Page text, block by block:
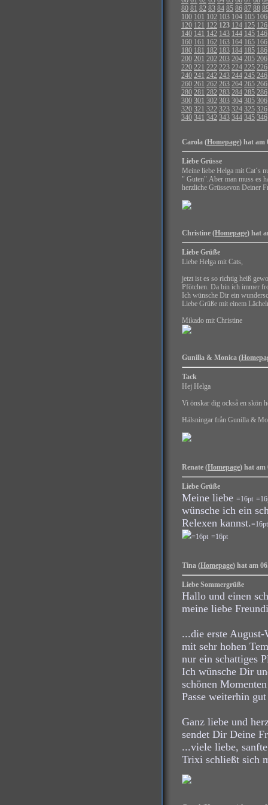
80 81 82 83 84 85 86 87 88
100 101 102 103 104 105 106
120 121 122 123 124 125 126
140 141 142 143 144 145 146
160 161 162 163 164 165 166
180 181 182 183 184 185 186
200 201 202 203 204 205 206
220 221 222 223 224 225 226
240 241 242 243 244 245 246
260 261 262 263 264 265 266
280 281 282 283 284 285 286
300 301 302 303 304 305 306
320 321 322 323 324 325 326
340 341 342 343 344 345 346
Carola (Homepage) hat am
Liebe Grüsse
Meine liebe Helga mit Cat´s
" Guten".Aber man muss es
herzliche Grüssevon Deiner
Christine (Homepage) hat
Liebe Grüße
Liebe Helga mit Cats,
jetzt ist es so richtig heiß
Pfötchen. Da bin ich immer
Ich wünsche Dir ein
Liebe Grüße mit einem
Mikado mit Christine
Gunilla & Monica (
Tack
Hej Helga
Vi önskar dig också en skön
Hälsningar från Gunilla &
Renate (Homepage) hat am
Liebe Grüße
Meine liebe =16pt
wünsche ich ein
Relexen kannst.=16pt
=16pt =16pt
Tina (Homepage) hat am
Liebe Sommergrüße
Hallo und einen
meine liebe
...die erste August-
mit sehr hohen
nur ein schattiges
Ich wünsche Dir
schönen
Passe weiterhin
Ganz liebe und
sendet Dir Deine
...viele liebe,
Trixi schließt sich